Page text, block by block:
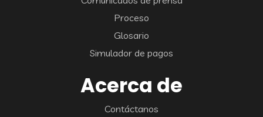
Proceso
Glosario
Simulador de pagos
Acerca de
Contáctanos